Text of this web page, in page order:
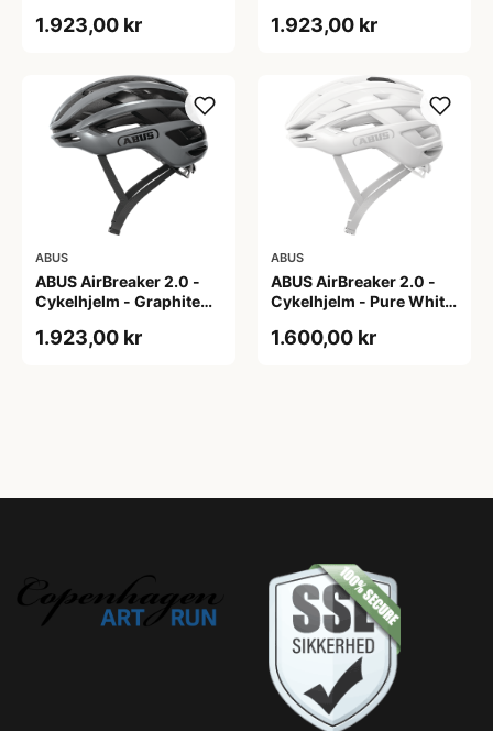
1.923,00 kr 1.923,00 kr
ABUS
ABUS AirBreaker 2.0 -
Cykelhjelm - Graphite
1.923,00 kr
ABUS
ABUS AirBreaker 2.0 -
Cykelhjelm - Pure White
1.600,00 kr